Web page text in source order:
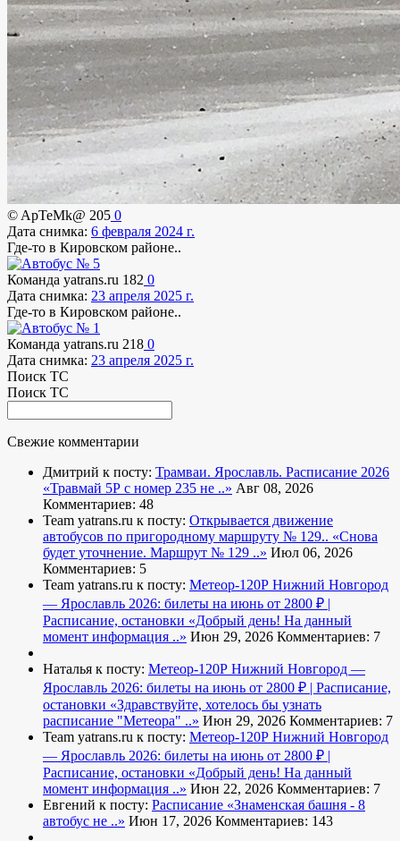
© ApTeMk@ 205 0
Дата снимка: 6 февраля 2024 г.
Где-то в Кировском районе..
Команда yatrans.ru 182 0
Дата снимка: 23 апреля 2025 г.
Где-то в Кировском районе..
Команда yatrans.ru 218 0
Дата снимка: 23 апреля 2025 г.
Поиск ТС
Поиск ТС
Свежие комментарии
Дмитрий к посту: Трамваи. Ярославль. Расписание 2026
«Травмай 5Р с номер 235 не ..» Авг 08, 2026
Комментариев: 48
Team yatrans.ru к посту: Открывается движение
автобусов по пригородному маршруту № 129.. «Снова
будет уточнение. Маршрут № 129 ..» Июл 06, 2026
Комментариев: 5
Team yatrans.ru к посту: Метеор-120Р Нижний Новгород
— Ярославль 2026: билеты на июнь от 2800 ₽ |
Расписание, остановки «Добрый день! На данный
момент информация ..» Июн 29, 2026 Комментариев: 7
Наталья к посту: Метеор-120Р Нижний Новгород —
Ярославль 2026: билеты на июнь от 2800 ₽ | Расписание,
остановки «Здравствуйте, хотелось бы узнать
расписание "Метеора" ..» Июн 29, 2026 Комментариев: 7
Team yatrans.ru к посту: Метеор-120Р Нижний Новгород
— Ярославль 2026: билеты на июнь от 2800 ₽ |
Расписание, остановки «Добрый день! На данный
момент информация ..» Июн 22, 2026 Комментариев: 7
Евгений к посту: Расписание «Знаменская башня - 8
автобус не ..» Июн 17, 2026 Комментариев: 143